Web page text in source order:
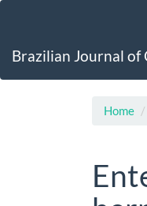
Content
Brazilian Journal of
Home